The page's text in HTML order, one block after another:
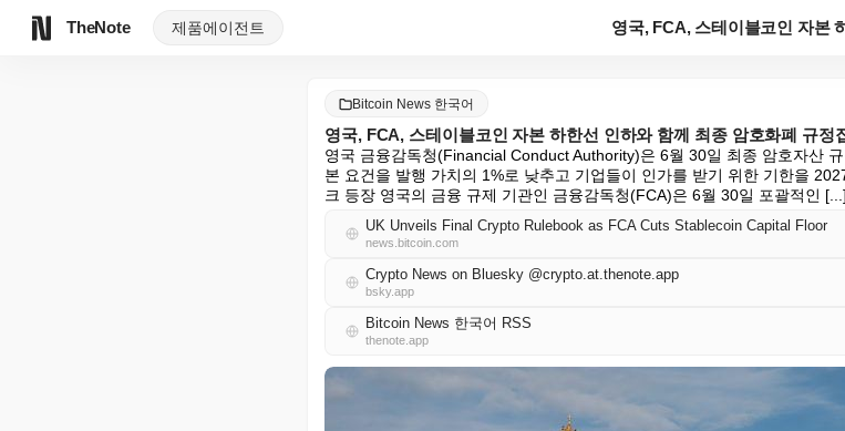
TheNote 제품에이전트
Bitcoin News 한국어
영국, FCA, 스테이블코인 자본 하한선 인하와 함께 최종 암호화폐 규정
영국 금융감독청(Financial Conduct Authority)은 6월 30일 최종 암호자산
본 요건을 발행 가치의 1%로 낮추고 기업들이 인가를 받기 위한 기한을
크 등장 영국의 금융 규제 기관인 금융감독청(FCA)은 6월 30일 포괄적인 [...]
UK Unveils Final Crypto Rulebook as FCA Cuts Stablecoin Capital Floor
news.bitcoin.com
Crypto News on Bluesky @crypto.at.thenote.app
bsky.app
Bitcoin News 한국어 RSS
thenote.app